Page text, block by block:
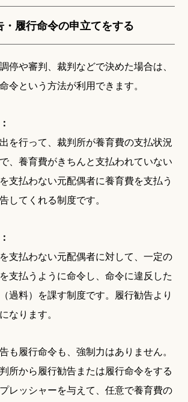
履行命令の申立てをする
停や審判、裁判などで決めた場合は、
令という方法が利用できます。
を行って、裁判所が養育費の支払状況
、養育費がきちんと支払われていない
支払わない元配偶者に養育費を支払う
してくれる制度です。
支払わない元配偶者に対して、一定の
支払うように命令し、命令に違反した
過料）を課す制度です。履行勧告より
なります。
も履行命令も、強制力はありません。
所から履行勧告または履行命令をする
レッシャーを与えて、任意で養育費の